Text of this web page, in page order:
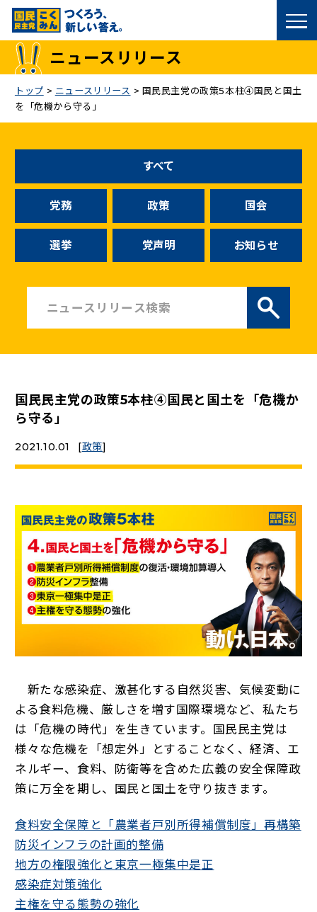
国民民主党トップ
議員
候補者公募
こくみん政治塾
お問い合わせ
ニュースリリース
こくみんうさぎの部屋
Go!Go!こくみんストア（新しいタブで開く）
こくみんオンラインスクール
国民民主党学生部 （新しいタブで開く）
二次創作ガイドライン（新しいタブで開く）
プライバシーポリシー
特定商取引法に基づく表記
ニュースリリース
トップ > ニュースリリース > 国民民主党の政策5本柱④国民と国土
を「危機から守る」
すべて
党務 政策 国会
選挙 党声明 お知らせ
国民民主党の政策5本柱④国民と国土を「危機か
ら守る」
2021.10.01 [政策]
新たな感染症、激甚化する自然災害、気候変動に
よる食料危機、厳しさを増す国際環境など、私たち
は「危機の時代」を生きています。国民民主党は
様々な危機を「想定外」とすることなく、経済、エ
ネルギー、食料、防衛等を含めた広義の安全保障政
策に万全を期し、国民と国土を守り抜きます。
食料安全保障と「農業者戸別所得補償制度」再構築
防災インフラの計画的整備
地方の権限強化と東京一極集中是正
感染症対策強化
主権を守る態勢の強化